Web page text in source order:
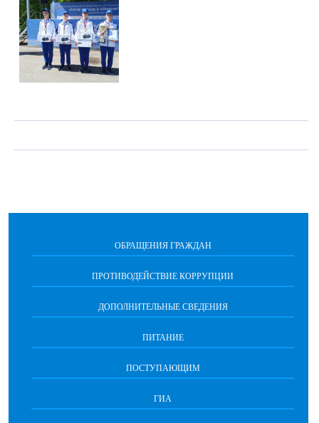
ОБРАЩЕНИЯ ГРАЖДАН
ПРОТИВОДЕЙСТВИЕ КОРРУПЦИИ
ДОПОЛНИТЕЛЬНЫЕ СВЕДЕНИЯ
ПИТАНИЕ
ПОСТУПАЮЩИМ
ГИА